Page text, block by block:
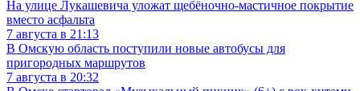
На улице Лукашевича уложат щебёночно-мастичное покрытие
вместо асфальта
7 августа в 21:13
В Омскую область поступили новые автобусы для
пригородных маршрутов
7 августа в 20:32